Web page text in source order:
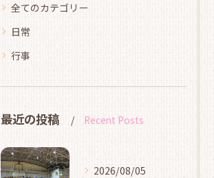
全てのカテゴリー
日常
行事
最近の投稿 Recent Posts
2026/08/05